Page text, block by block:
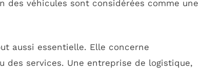
des véhicules sont considérées comme une
aussi essentielle. Elle concerne
des services. Une entreprise de logistique,